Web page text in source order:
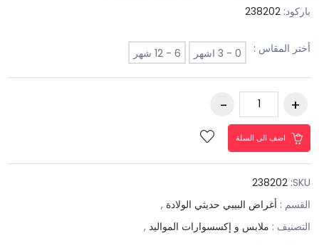
باركود: 238202
أختر المقاس : 0 - 3 اشهر 6 - 12 شهر
اضف الى السلة
SKU:
238202
القسم : أغراض البيبي حديثي الولادة ,
التصنيف : ملابس و إكسسوارات المواليد ,